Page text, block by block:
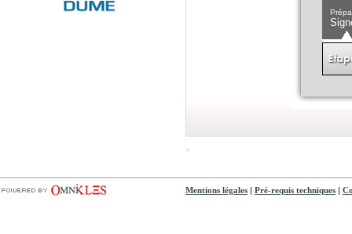
Mentions légales Pré-requis techniques